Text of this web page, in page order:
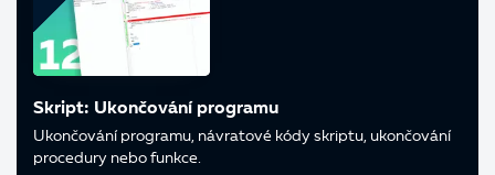
Skript: Ukončování programu
Ukončování programu, návratové kódy skriptu, ukončování
procedury nebo funkce.